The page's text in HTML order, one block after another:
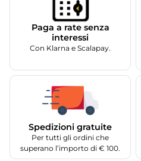
Paga a rate senza
interessi
Con Klarna e Scalapay.
Spedizioni gratuite
Per tutti gli ordini che
superano l’importo di € 100.